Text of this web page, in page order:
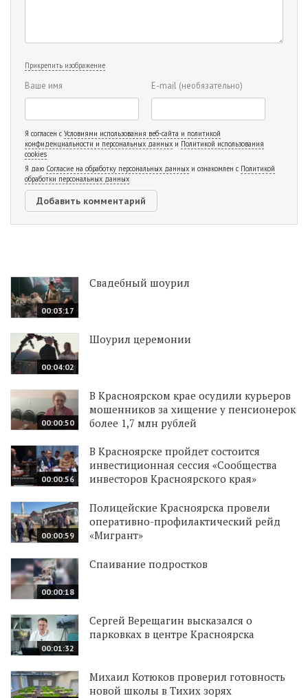
Прикрепить изображение
Ваше имя E-mail (необязательно)
Я согласен с Условиями использования веб-сайта и политикой
конфиденциальности и персональных данных и Политикой использования
cookies
Я даю Согласие на обработку персональных данных и ознакомлен с Политикой
обработки персональных данных
00:03:17
Свадебный шоурил
00:04:02
Шоурил церемонии
00:00:50
В Красноярском крае осудили курьеров
мошенников за хищение у пенсионерок
более 1,7 млн рублей
00:00:56
В Красноярске пройдет состоится
инвестиционная сессия «Сообщества
инвесторов Красноярского края»
00:00:59
Полицейские Красноярска провели
оперативно-профилактический рейд
«Мигрант»
00:00:18
Спаивание подростков
00:01:32
Сергей Верещагин высказался о
парковках в центре Красноярска
Михаил Котюков проверил готовность
новой школы в Тихих зорях